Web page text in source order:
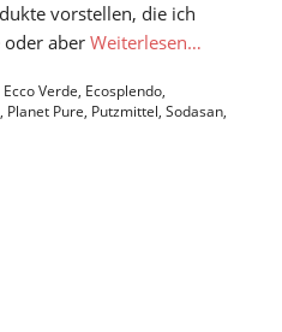
vorstellen, die ich
aber Weiterlesen…
Ecco Verde, Ecosplendo,
, Planet Pure, Putzmittel, Sodasan,